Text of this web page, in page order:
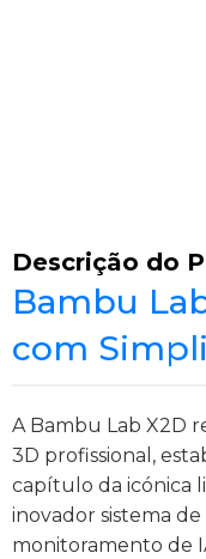
Descrição do
Bambu
com
A Bambu Lab X2D
3D profissional,
capítulo da icónica
inovador sistema
monitoramento de